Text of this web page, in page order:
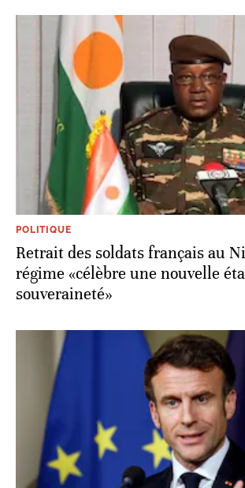
POLITIQUE
Retrait des soldats français au
régime «célèbre une nouvelle
souveraineté»